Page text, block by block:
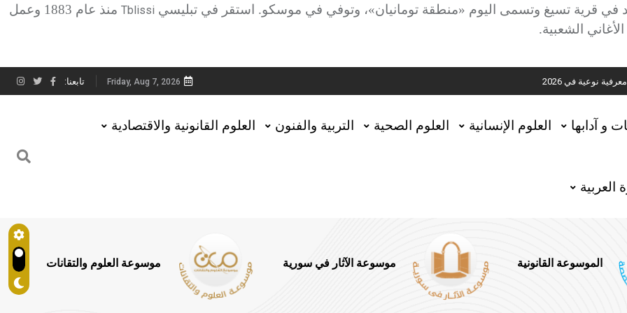
في قرية تسيغ وتسمى اليوم «منطقة تومانيان»، وتوفي في موسكو. استقر في تبليسي Tblissi
منذ عام 1883 وعمل
الشعبية.
نوعية في 2026 Friday, Aug 7, 2026 تابعنا:
و آدابها العلوم الإنسانية العلوم الصحية التربية والفنون العلوم القانونية والاقتصادية
العربية
الموسوعة القانونية موسوعة الآثار في سورية موسوعة العلوم والتقانات